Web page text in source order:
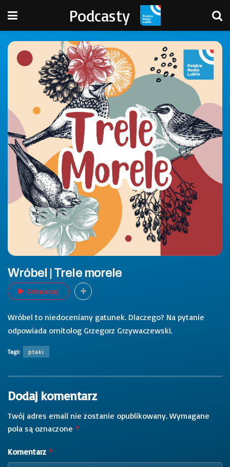
Podcasty
Wróbel | Trele morele
Odtwarzaj
Wróbel to niedoceniany gatunek. Dlaczego? Na pytanie
odpowiada ornitolog Grzegorz Grzywaczewski.
Tagi: ptaki
Dodaj komentarz
Twój adres email nie zostanie opublikowany. Wymagane
pola są oznaczone *
Komentarz *